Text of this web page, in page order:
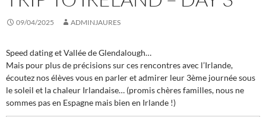
09/04/2025 ADMINJAURES
Speed dating et Vallée de Glendalough…
Mais pour plus de précisions sur ces rencontres avec l’Irlande,
écoutez nos élèves vous en parler et admirer leur 3ème journée sous
le soleil et la chaleur Irlandaise… (promis chères familles, nous ne
sommes pas en Espagne mais bien en Irlande !)